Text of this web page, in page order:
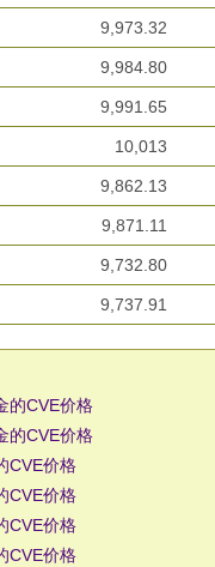
9,973.32
9,984.80
9,991.65
10,013
9,862.13
9,871.11
9,732.80
9,737.91
的CVE价格
的CVE价格
CVE价格
CVE价格
CVE价格
CVE价格